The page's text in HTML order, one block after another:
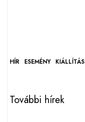
HÍR ESEMÉNY KIÁLLÍTÁS
További hírek